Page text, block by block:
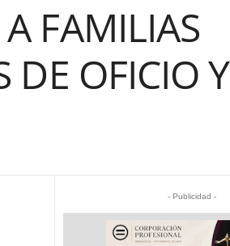
FAMILIAS
DE OFICIO Y
- Publicidad -